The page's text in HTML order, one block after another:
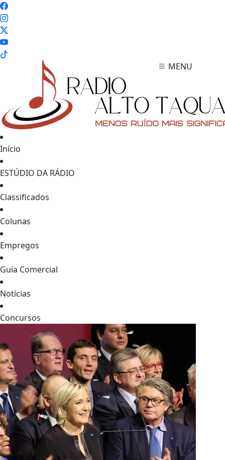
MENU
Início
ESTÚDIO DA RÁDIO
Classificados
Colunas
Empregos
Guia Comercial
Notícias
Concursos